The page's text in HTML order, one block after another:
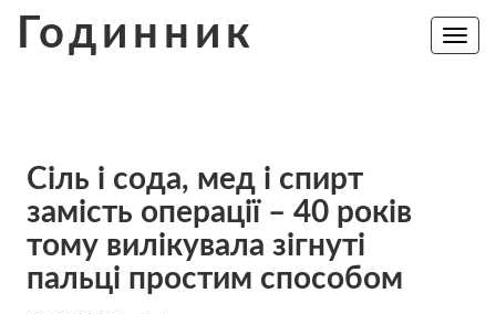
Годинник
Toggle
Сіль і сода, мед і спирт
замість операції – 40 років
тому вилікувала зігнуті
пальці простим способом